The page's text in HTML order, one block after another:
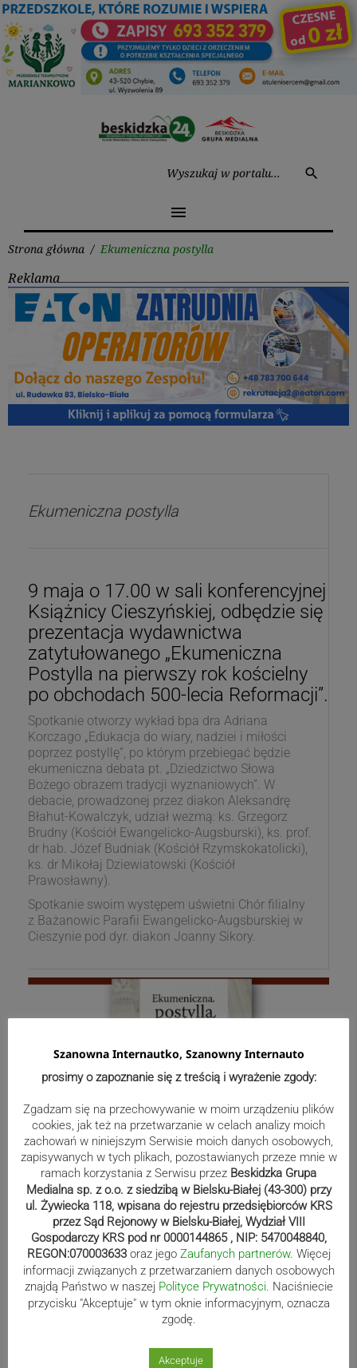
Przejdź
do
treści
search
menu
Strona główna / Ekumeniczna postylla
Reklama
Ekumeniczna postylla
9 maja o 17.00 w sali konferencyjnej
Książnicy Cieszyńskiej, odbędzie się
prezentacja wydawnictwa
zatytułowanego „Ekumeniczna
Postylla na pierwszy rok kościelny
po obchodach 500-lecia Reformacji”.
Spotkanie otworzy wykład bpa dra Adriana
Korczago „Edukacja do wiary, nadziei i miłości
poprzez postyllę”, po którym przebiegać będzie
ekumeniczna debata pt. „Dziedzictwo Słowa
Bożego obrazem tradycji wyznaniowych”. W
debacie, prowadzonej przez diakon Aleksandrę
Błahut-Kowalczyk, udział wezmą: ks. Grzegorz
Brudny (Kościół Ewangelicko-Augsburski), ks. prof.
dr hab. Józef Budniak (Kościół Rzymskokatolicki),
ks. dr Mikołaj Dziewiatowski (Kościół
Prawosławny).
Spotkanie swoim występem uświetni Chór filialny
z Bażanowic Parafii Ewangelicko-Augsburskiej w
Cieszynie pod dyr. diakon Joanny Sikory.
09/05/2019
HARMONOGRAM
09/05/2019 - do - 08/05/2019
Szanowna Internautko, Szanowny Internauto
prosimy o zapoznanie się z treścią i wyrażenie zgody:
Zgadzam się na przechowywanie w moim urządzeniu plików
cookies, jak też na przetwarzanie w celach analizy moich
zachowań w niniejszym Serwisie moich danych osobowych,
zapisywanych w tych plikach, pozostawianych przeze mnie w
ramach korzystania z Serwisu przez Beskidzka Grupa
Medialna sp. z o.o. z siedzibą w Bielsku-Białej (43-300) przy
ul. Żywiecka 118, wpisana do rejestru przedsiębiorców KRS
przez Sąd Rejonowy w Bielsku-Białej, Wydział VIII
Gospodarczy KRS pod nr 0000144865 , NIP: 5470048840,
REGON:070003633 oraz jego Zaufanych partnerów. Więcej
informacji związanych z przetwarzaniem danych osobowych
znajdą Państwo w naszej Polityce Prywatności. Naciśniecie
przycisku "Akceptuje" w tym oknie informacyjnym, oznacza
zgodę.
Akceptuje